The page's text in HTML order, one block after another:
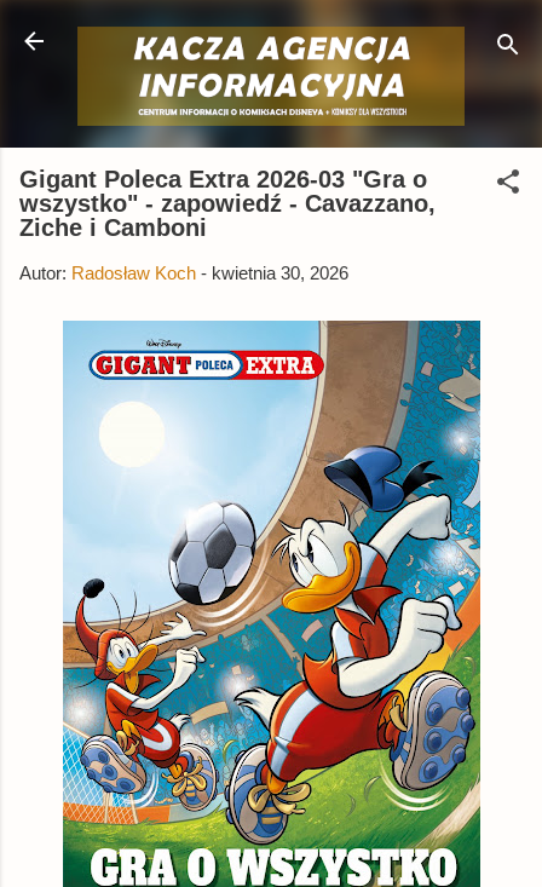
Przejdź do głównej zawartości
Gigant Poleca Extra 2026-03 "Gra o
wszystko" - zapowiedź - Cavazzano,
Ziche i Camboni
Autor: Radosław Koch - kwietnia 30, 2026